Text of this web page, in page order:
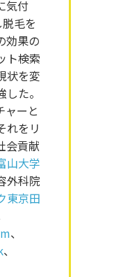
気付
毛を
効果の
ト検索
状を変
た。
ャーと
れをリ
会貢献
山大学
外科院
東京田
、
、